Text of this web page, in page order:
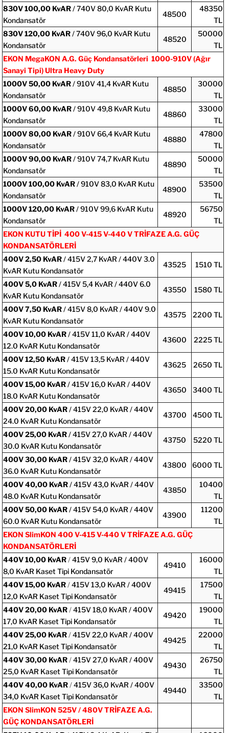
830V 100,00 KvAR/ 740V 80,0 KvAR Kutu
Kondansatör
48500
48350
TL
830V 120,00 KvAR/ 740V 96,0 KvAR Kutu
Kondansatör
48520
50000
TL
EKON MegaKON A.G. Güç Kondansatörleri 1000-910V (Ağır
Sanayi Tipi) Ultra Heavy Duty
1000V 50,00 KvAR/ 910V 41,4 KvAR Kutu
Kondansatör
48850
30000
TL
1000V 60,00 KvAR/ 910V 49,8 KvAR Kutu
Kondansatör
48860
33000
TL
1000V 80,00 KvAR/ 910V 66,4 KvAR Kutu
Kondansatör
48880
47800
TL
1000V 90,00 KvAR/ 910V 74,7 KvAR Kutu
Kondansatör
48890
50000
TL
1000V 100,00 KvAR/ 910V 83,0 KvAR Kutu
Kondansatör
48900
53500
TL
1000V 120,00 KvAR/ 910V 99,6 KvAR Kutu
Kondansatör
48920
56750
TL
EKON KUTU TİPİ 400 V-415 V-440 V TRİFAZE A.G. GÜÇ
KONDANSATÖRLERİ
400V 2,50 KvAR/ 415V 2,7 KvAR / 440V 3.0
KvAR Kutu Kondansatör
43525 1510 TL
400V 5,0 KvAR/ 415V 5,4 KvAR / 440V 6.0
KvAR Kutu Kondansatör
43550 1580 TL
400V 7,50 KvAR/ 415V 8,0 KvAR / 440V 9.0
KvAR Kutu Kondansatör
43575 2200 TL
400V 10,00 KvAR/ 415V 11,0 KvAR / 440V
12.0 KvAR Kutu Kondansatör
43600 2225 TL
400V 12,50 KvAR/ 415V 13,5 KvAR / 440V
15.0 KvAR Kutu Kondansatör
43625 2650 TL
400V 15,00 KvAR/ 415V 16,0 KvAR / 440V
18.0 KvAR Kutu Kondansatör
43650 3400 TL
400V 20,00 KvAR/ 415V 22,0 KvAR / 440V
24.0 KvAR Kutu Kondansatör
43700 4500 TL
400V 25,00 KvAR/ 415V 27,0 KvAR / 440V
30.0 KvAR Kutu Kondansatör
43750 5220 TL
400V 30,00 KvAR/ 415V 32,0 KvAR / 440V
36.0 KvAR Kutu Kondansatör
43800 6000 TL
400V 40,00 KvAR/ 415V 43,0 KvAR / 440V
48.0 KvAR Kutu Kondansatör
43850
10400
TL
400V 50,00 KvAR/ 415V 54,0 KvAR / 440V
60.0 KvAR Kutu Kondansatör
43900
11200
TL
EKON SlimKON 400 V-415 V-440 V TRİFAZE A.G. GÜÇ
KONDANSATÖRLERİ
440V 10,00 KvAR/415V 9,0 KvAR / 400V
8,0 KvAR Kaset Tipi Kondansatör
49410
16000
TL
440V 15,00 KvAR/415V 13,0 KvAR / 400V
12,0 KvAR Kaset Tipi Kondansatör
49415
17500
TL
440V 20,00 KvAR/415V 18,0 KvAR / 400V
17,0 KvAR Kaset Tipi Kondansatör
49420
19000
TL
440V 25,00 KvAR/415V 22,0 KvAR / 400V
21,0 KvAR Kaset Tipi Kondansatör
49425
22000
TL
440V 30,00 KvAR/415V 27,0 KvAR / 400V
25,0 KvAR Kaset Tipi Kondansatör
49430
26750
TL
440V 40,00 KvAR/415V 36,0 KvAR / 400V
34,0 KvAR Kaset Tipi Kondansatör
49440
33500
TL
EKON SlimKON 525V / 480V TRİFAZE A.G.
GÜÇ KONDANSATÖRLERİ